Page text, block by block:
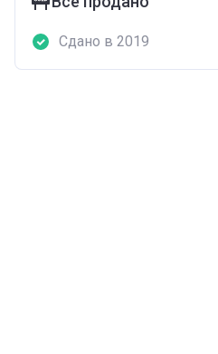
Сдано в 2019